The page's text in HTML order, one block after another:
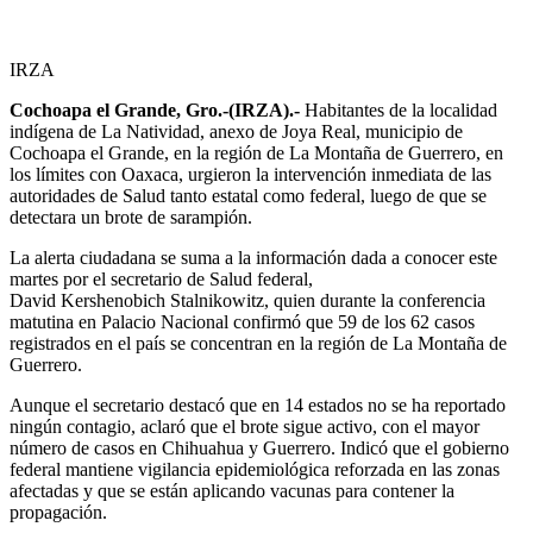
IRZA
Cochoapa el Grande, Gro.-(IRZA).- Habitantes de la localidad
indígena de La Natividad, anexo de Joya Real, municipio de
Cochoapa el Grande, en la región de La Montaña de Guerrero, en
los límites con Oaxaca, urgieron la intervención inmediata de las
autoridades de Salud tanto estatal como federal, luego de que se
detectara un brote de sarampión.
La alerta ciudadana se suma a la información dada a conocer este
martes por el secretario de Salud federal,
David Kershenobich Stalnikowitz, quien durante la conferencia
matutina en Palacio Nacional confirmó que 59 de los 62 casos
registrados en el país se concentran en la región de La Montaña de
Guerrero.
Aunque el secretario destacó que en 14 estados no se ha reportado
ningún contagio, aclaró que el brote sigue activo, con el mayor
número de casos en Chihuahua y Guerrero. Indicó que el gobierno
federal mantiene vigilancia epidemiológica reforzada en las zonas
afectadas y que se están aplicando vacunas para contener la
propagación.